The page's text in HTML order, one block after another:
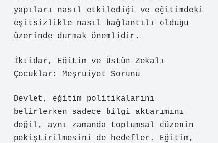
yapıları nasıl etkilediği ve eğitimdeki
eşitsizlikle nasıl bağlantılı olduğu
üzerinde durmak önemlidir.
İktidar, Eğitim ve Üstün Zekalı
Çocuklar: Meşruiyet Sorunu
Devlet, eğitim politikalarını
belirlerken sadece bilgi aktarımını
değil, aynı zamanda toplumsal düzenin
pekiştirilmesini de hedefler. Eğitim,